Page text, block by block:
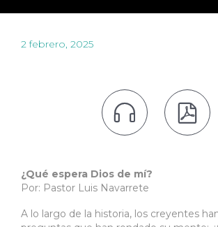
2 febrero, 2025
 
¿Qué espera Dios de mí?
Por: Pastor Luis Navarrete
A lo largo de la historia, los creyentes